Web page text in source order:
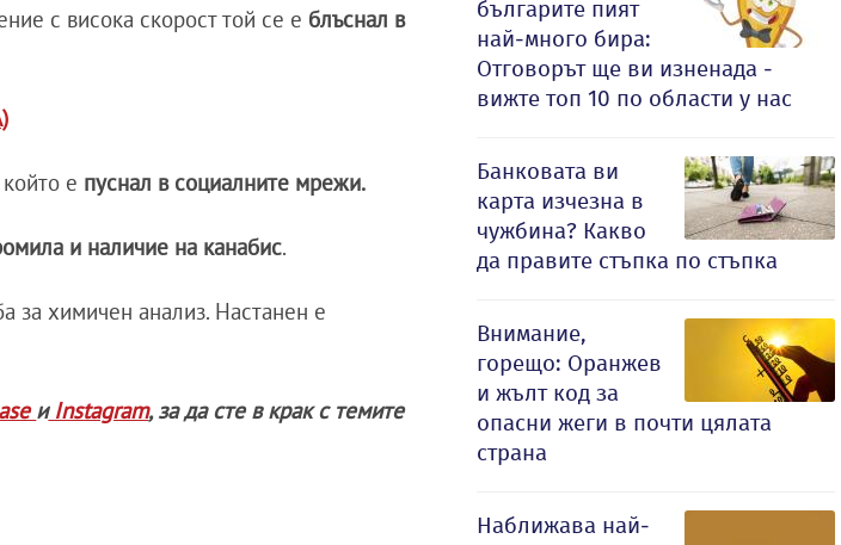
с висока скорост той се е блъснал в
който е пуснал в социалните мрежи.
и наличие на канабис.
за химичен анализ. Настанен е
иInstagram, за да сте в крак с темите
българите пият
най-много бира:
Отговорът ще ви изненада -
вижте топ 10 по области у нас
Банковата ви
карта изчезна в
чужбина? Какво
да правите стъпка по стъпка
Внимание,
горещо: Оранжев
и жълт код за
опасни жеги в почти цялата
страна
Наближава най-